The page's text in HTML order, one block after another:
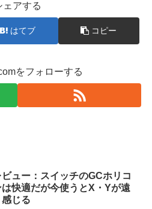
ェアする
はてブ コピー
をフォローする
ビュー：スイッチのGCホリコ
は快適だが今使うとX・Yが遠
感じる